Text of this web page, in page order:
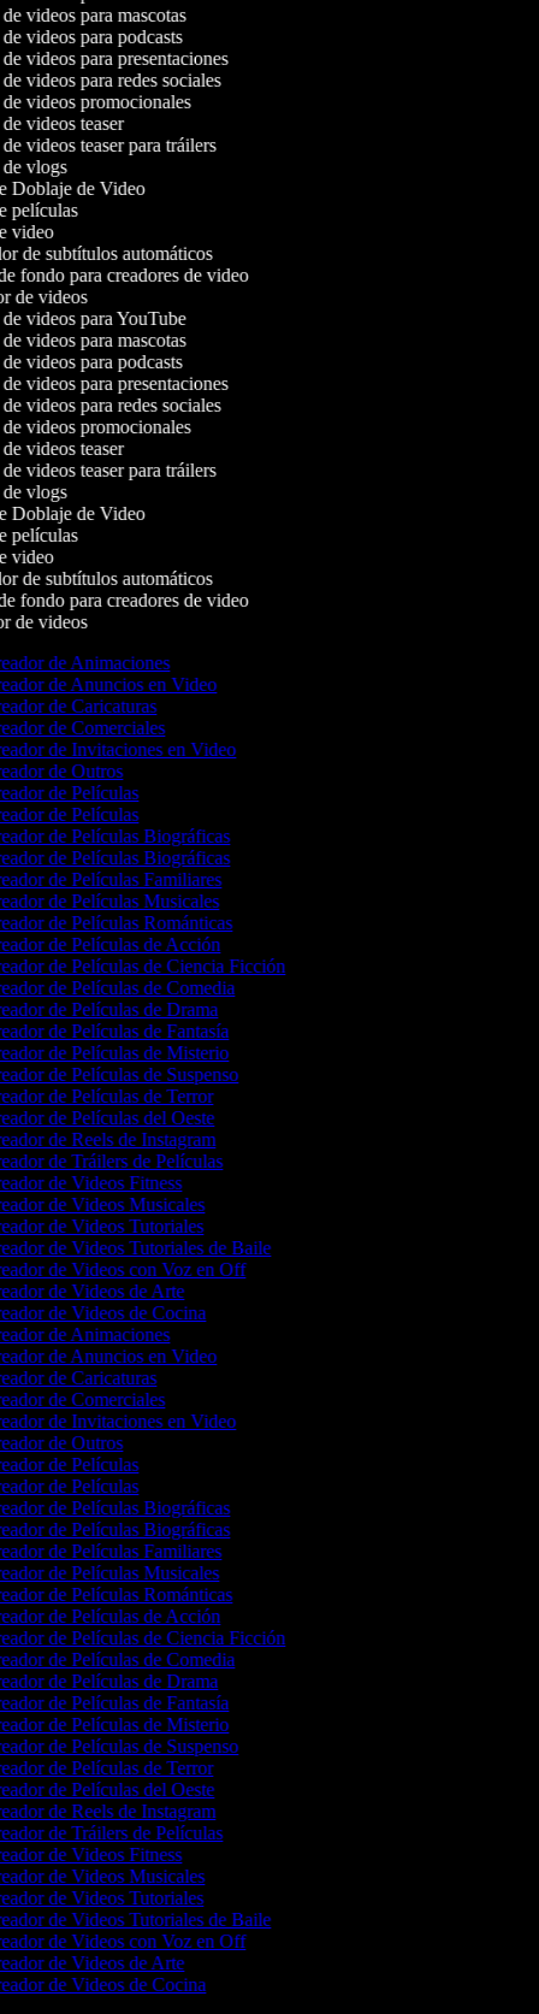
videos para mascotas
videos para podcasts
videos para presentaciones
videos para redes sociales
videos promocionales
videos teaser
videos teaser para tráilers
vlogs
Doblaje de Video
películas
video
de subtítulos automáticos
fondo para creadores de video
de videos
videos para YouTube
videos para mascotas
videos para podcasts
videos para presentaciones
videos para redes sociales
videos promocionales
videos teaser
videos teaser para tráilers
vlogs
Doblaje de Video
películas
video
de subtítulos automáticos
fondo para creadores de video
de videos
de Animaciones
de Anuncios en Video
de Caricaturas
de Comerciales
de Invitaciones en Video
de Outros
de Películas
de Películas
de Películas Biográficas
de Películas Biográficas
de Películas Familiares
de Películas Musicales
de Películas Románticas
de Películas de Acción
de Películas de Ciencia Ficción
de Películas de Comedia
de Películas de Drama
de Películas de Fantasía
de Películas de Misterio
de Películas de Suspenso
de Películas de Terror
de Películas del Oeste
de Reels de Instagram
de Tráilers de Películas
de Videos Fitness
de Videos Musicales
de Videos Tutoriales
de Videos Tutoriales de Baile
de Videos con Voz en Off
de Videos de Arte
de Videos de Cocina
de Animaciones
de Anuncios en Video
de Caricaturas
de Comerciales
de Invitaciones en Video
de Outros
de Películas
de Películas
de Películas Biográficas
de Películas Biográficas
de Películas Familiares
de Películas Musicales
de Películas Románticas
de Películas de Acción
de Películas de Ciencia Ficción
de Películas de Comedia
de Películas de Drama
de Películas de Fantasía
de Películas de Misterio
de Películas de Suspenso
de Películas de Terror
de Películas del Oeste
de Reels de Instagram
de Tráilers de Películas
de Videos Fitness
de Videos Musicales
de Videos Tutoriales
de Videos Tutoriales de Baile
de Videos con Voz en Off
de Videos de Arte
de Videos de Cocina